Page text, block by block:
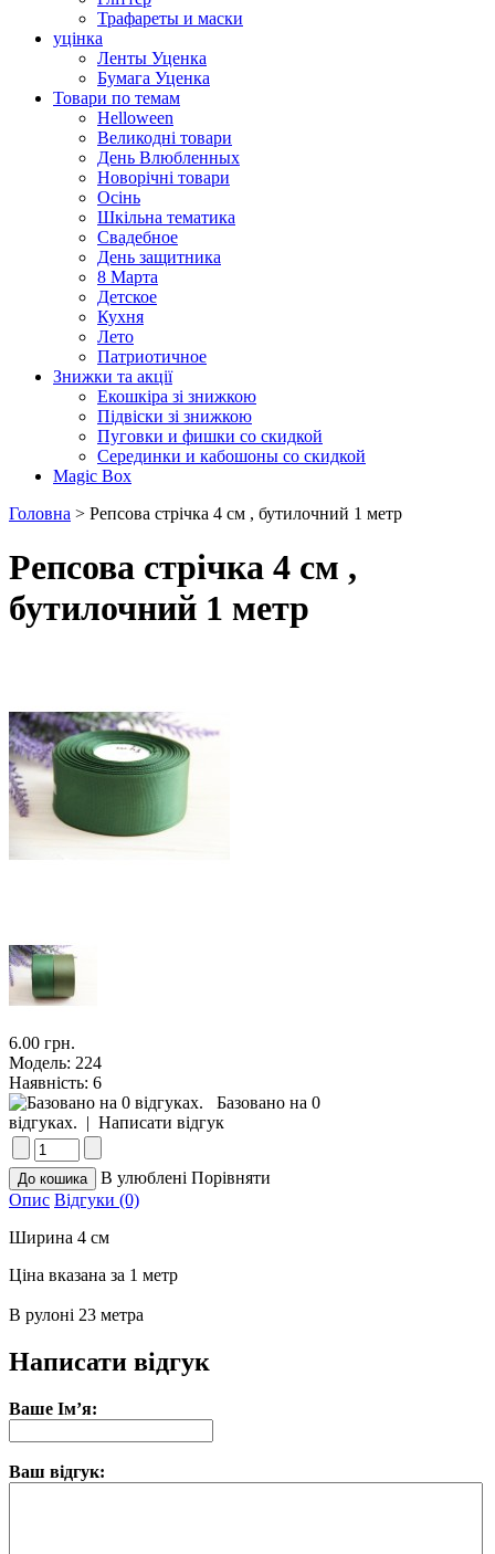
Трафареты и маски
уцінка
Ленты Уценка
Бумага Уценка
Товари по темам
Helloween
Великодні товари
День Влюбленных
Новорічні товари
Осінь
Шкільна тематика
Свадебное
День защитника
8 Марта
Детское
Кухня
Лето
Патриотичное
Знижки та акції
Екошкіра зі знижкою
Підвіски зі знижкою
Пуговки и фишки со скидкой
Серединки и кабошоны со скидкой
Magic Box
Головна > Репсова стрічка 4 см , бутилочний 1 метр
Репсова стрічка 4 см ,
бутилочний 1 метр
6.00 грн.
Модель: 224
Наявність: 6
Базовано на 0
відгуках. | Написати відгук
В улюблені Порівняти
Опис Відгуки (0)
Ширина 4 см
Ціна вказана за 1 метр
В рулонi 23 метра
Написати відгук
Ваше Ім’я:
Ваш відгук: